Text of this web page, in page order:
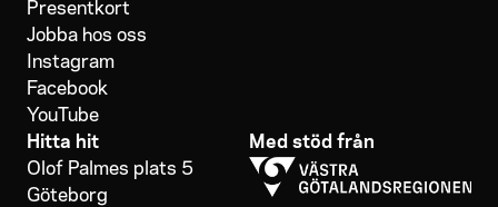
Presentkort
Jobba hos oss
Instagram
Facebook
YouTube
Hitta hit
Olof Palmes plats 5
Göteborg
Med stöd från